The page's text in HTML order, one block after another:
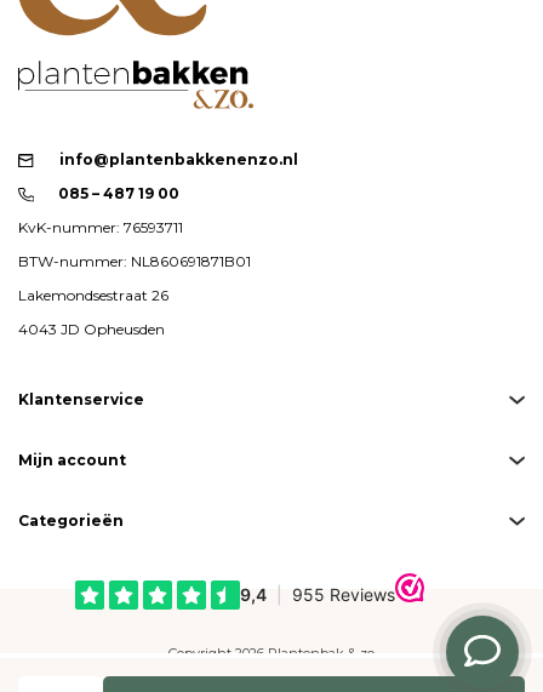
info@plantenbakkenenzo.nl
085 – 487 19 00
KvK-nummer: 76593711
BTW-nummer: NL860691871B01
Lakemondsestraat 26
4043 JD Opheusden
Klantenservice
Mijn account
Categorieën
Copyright 2026 Plantenbak & zo
Created byemarkable